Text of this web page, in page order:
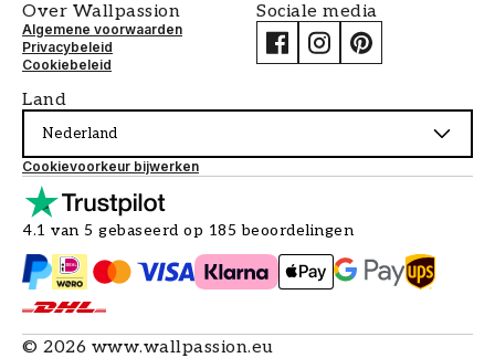
Over Wallpassion
Algemene voorwaarden
Privacybeleid
Cookiebeleid
Sociale media
Land
Nederland
Cookievoorkeur bijwerken
4.1 van 5 gebaseerd op 185 beoordelingen
© 2026 www.wallpassion.eu